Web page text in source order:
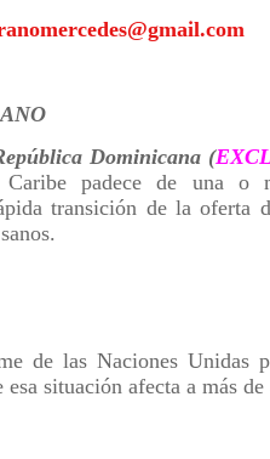
Dominicana (
padece de una o
transición de la oferta
de las Naciones Unidas
situación afecta a más